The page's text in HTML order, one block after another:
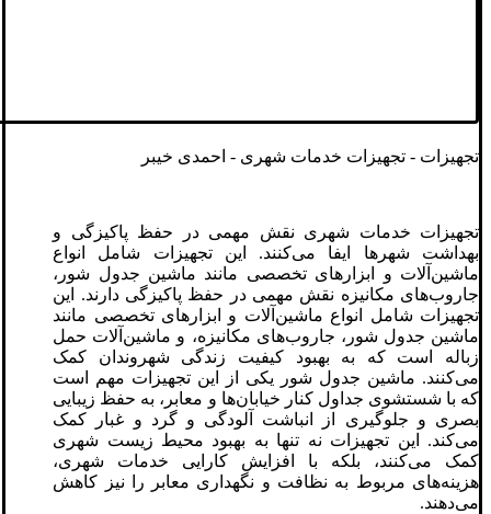
تجهیزات - تجهیزات خدمات شهری - احمدی خیبر
تجهیزات خدمات شهری نقش مهمی در حفظ پاکیزگی و
بهداشت شهرها ایفا می‌کنند. این تجهیزات شامل انواع
ماشین‌آلات و ابزارهای تخصصی مانند ماشین جدول شور،
جاروب‌های مکانیزه نقش مهمی در حفظ پاکیزگی دارند. این
تجهیزات شامل انواع ماشین‌آلات و ابزارهای تخصصی مانند
ماشین جدول شور، جاروب‌های مکانیزه، و ماشین‌آلات حمل
زباله است که به بهبود کیفیت زندگی شهروندان کمک
می‌کنند. ماشین جدول شور یکی از این تجهیزات مهم است
که با شستشوی جداول کنار خیابان‌ها و معابر، به حفظ زیبایی
بصری و جلوگیری از انباشت آلودگی و گرد و غبار کمک
می‌کند. این تجهیزات نه تنها به بهبود محیط زیست شهری
کمک می‌کنند، بلکه با افزایش کارایی خدمات شهری،
هزینه‌های مربوط به نظافت و نگهداری معابر را نیز کاهش
می‌دهند.